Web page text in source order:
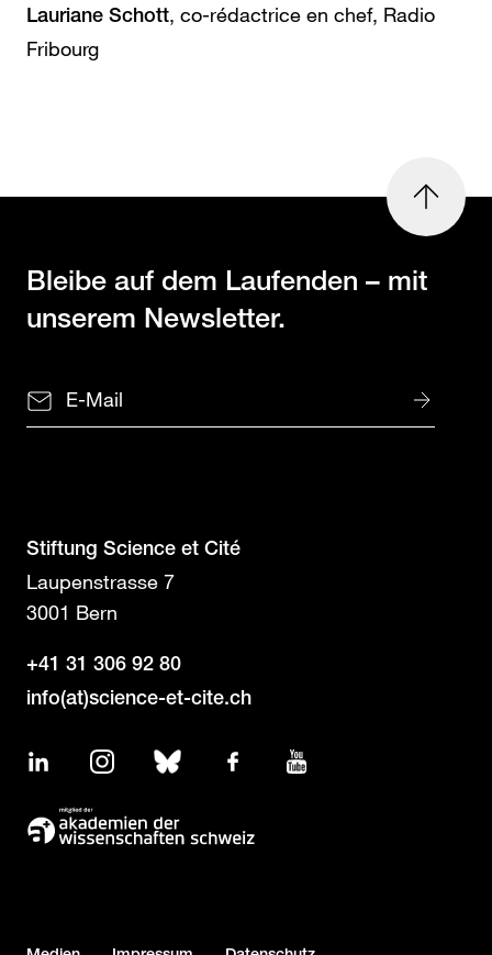
Lauriane Schott, co-rédactrice en chef, Radio
Fribourg
oben
Bleibe auf dem Laufenden – mit
unserem Newsletter.
Stiftung Science et Cité
Laupenstrasse 7
3001 Bern
+41 31 306 92 80
info(at)science-et-cite.ch
LinkedInInstagramBluesky Facebook